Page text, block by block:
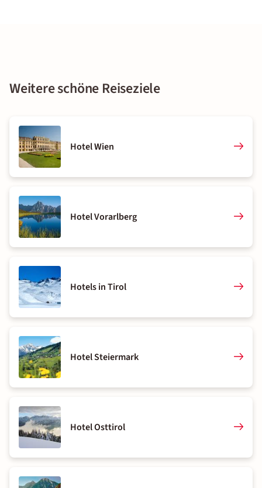
Weitere schöne Reiseziele
Hotel Wien
Hotel Vorarlberg
Hotels in Tirol
Hotel Steiermark
Hotel Osttirol